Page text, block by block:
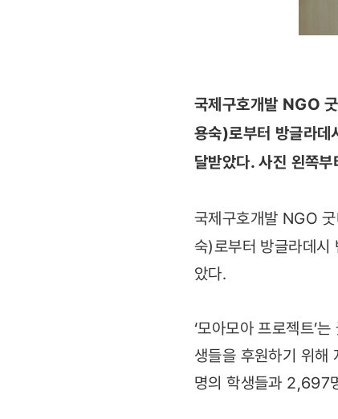
국제구호개발 NGO
용숙)로부터 방글라데
달받았다. 사진 왼쪽
국제구호개발 NGO
숙)로부터 방글라데시
았다.
‘모아모아 프로젝트’
생들을 후원하기 위
명의 학생들과 2,697